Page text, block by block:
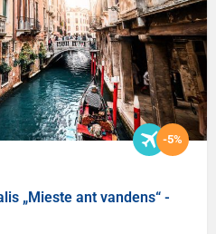
-5%
„Mieste ant vandens“ -